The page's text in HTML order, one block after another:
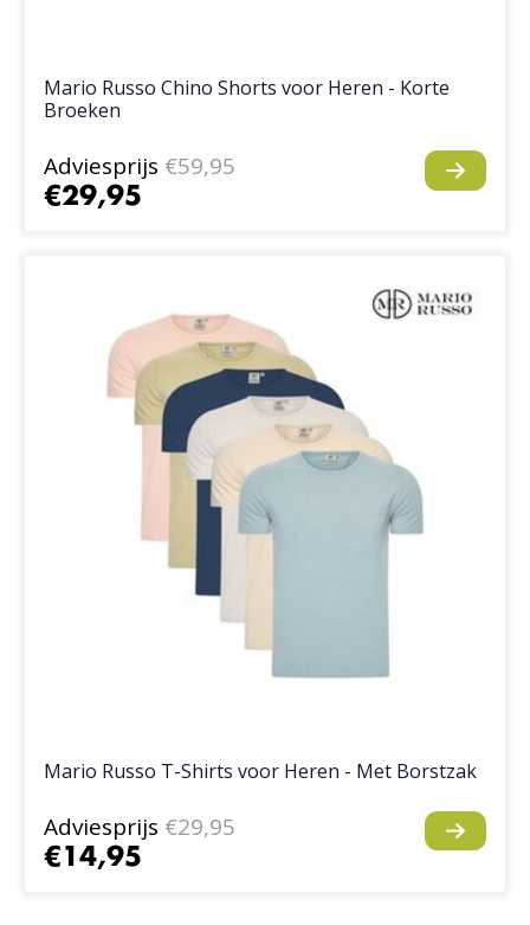
Mario Russo Chino Shorts voor Heren - Korte
Broeken
Adviesprijs €59,95
€29,95
Mario Russo T-Shirts voor Heren - Met Borstzak
Adviesprijs €29,95
€14,95